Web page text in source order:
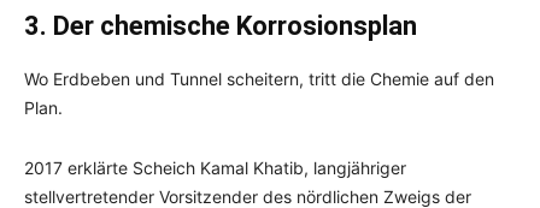
3. Der chemische Korrosionsplan
Wo Erdbeben und Tunnel scheitern, tritt die Chemie auf den
Plan.
2017 erklärte Scheich Kamal Khatib, langjähriger
stellvertretender Vorsitzender des nördlichen Zweigs der